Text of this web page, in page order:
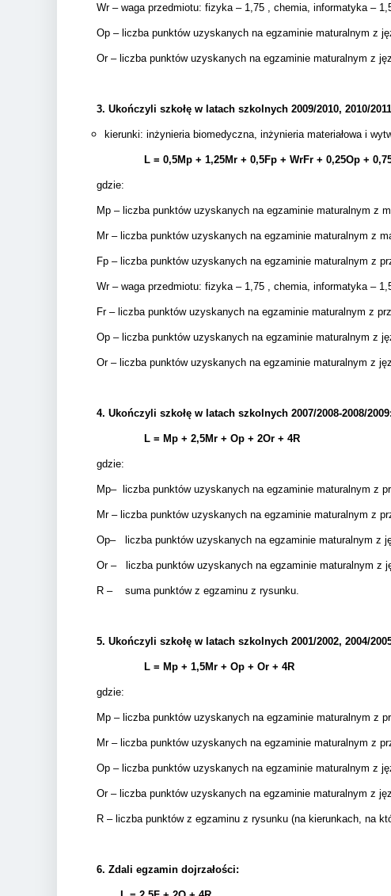
Wr – waga przedmiotu: fizyka – 1,75 , chemia, informatyka –
Op – liczba punktów uzyskanych na egzaminie maturalnym z
Or – liczba punktów uzyskanych na egzaminie maturalnym z
3. Ukończyli szkołę w latach szkolnych 2009/2010, 2010/
kierunki: inżynieria biomedyczna, inżynieria materiałowa i
L = 0,5Mp + 1,25Mr + 0,5Fp + WrFr + 0,25Op +
gdzie:
Mp – liczba punktów uzyskanych na egzaminie maturalnym z
Mr – liczba punktów uzyskanych na egzaminie maturalnym z
Fp – liczba punktów uzyskanych na egzaminie maturalnym z
Wr – waga przedmiotu: fizyka – 1,75 , chemia, informatyka –
Fr – liczba punktów uzyskanych na egzaminie maturalnym z
Op – liczba punktów uzyskanych na egzaminie maturalnym z
Or – liczba punktów uzyskanych na egzaminie maturalnym z
4. Ukończyli szkołę w latach szkolnych 2007/2008-2008/2009:
L = Mp + 2,5Mr + Op + 2Or + 4R
gdzie:
Mp– liczba punktów uzyskanych na egzaminie maturalnym z
Mr – liczba punktów uzyskanych na egzaminie maturalnym z
Op– liczba punktów uzyskanych na egzaminie maturalnym z
Or – liczba punktów uzyskanych na egzaminie maturalnym z
R – suma punktów z egzaminu z rysunku.
5. Ukończyli szkołę w latach szkolnych 2001/2002, 2004/
L = Mp + 1,5Mr + Op + Or + 4R
gdzie:
Mp – liczba punktów uzyskanych na egzaminie maturalnym z
Mr – liczba punktów uzyskanych na egzaminie maturalnym z
Op – liczba punktów uzyskanych na egzaminie maturalnym z
Or – liczba punktów uzyskanych na egzaminie maturalnym z
R – liczba punktów z egzaminu z rysunku (na kierunkach, na
6. Zdali egzamin dojrzałości: